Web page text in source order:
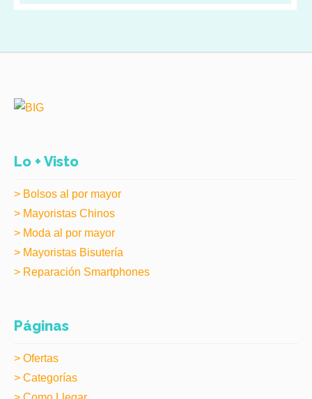
Lo + Visto
> Bolsos al por mayor
> Mayoristas Chinos
> Moda al por mayor
> Mayoristas Bisutería
> Reparación Smartphones
Páginas
> Ofertas
> Categorías